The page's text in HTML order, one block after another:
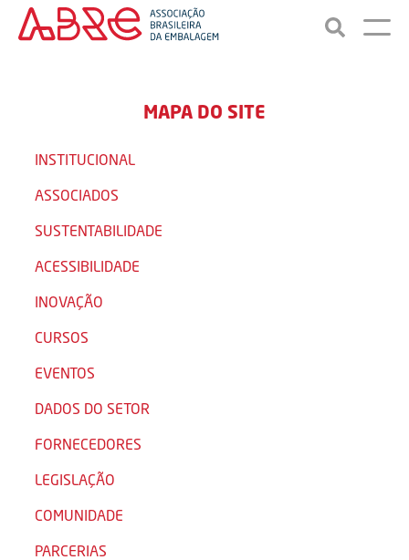
MAPA DO SITE
INSTITUCIONAL
ASSOCIADOS
SUSTENTABILIDADE
ACESSIBILIDADE
INOVAÇÃO
CURSOS
EVENTOS
DADOS DO SETOR
FORNECEDORES
LEGISLAÇÃO
COMUNIDADE
PARCERIAS